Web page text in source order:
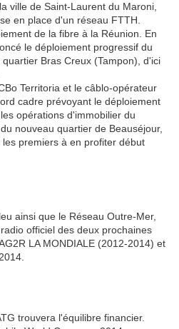
ville de Saint-Laurent du Maroni,
en place d'un réseau FTTH.
de la fibre à la Réunion. En
le déploiement progressif du
Bras Creux (Tampon), d'ici
Territoria et le câblo-opérateur
cadre prévoyant le déploiement
opérations d'immobilier du
nouveau quartier de Beauséjour,
premiers à en profiter début
ainsi que le Réseau Outre-Mer,
officiel des deux prochaines
LA MONDIALE (2012-2014) et
trouvera l'équilibre financier.